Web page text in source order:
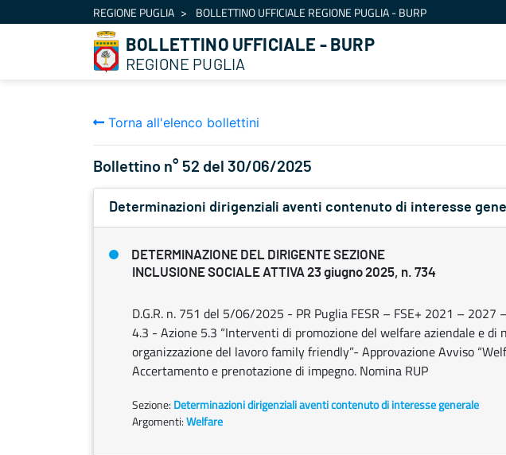
Salta al contenutoREGIONE PUGLIA BOLLETTINO UFFICIALE REGIONE PUGLIA - BURP
BOLLETTINO UFFICIALE - BURP
REGIONE PUGLIA
Torna all'elenco bollettini
Bollettino n° 52 del 30/06/2025
Determinazioni dirigenziali aventi contenuto di interesse
DETERMINAZIONE DEL DIRIGENTE SEZIONE
INCLUSIONE SOCIALE ATTIVA 23 giugno 2025, n. 734
D.G.R. n. 751 del 5/06/2025 - PR Puglia FESR – FSE+ 2021 – 2027
4.3 - Azione 5.3 “Interventi di promozione del welfare aziendale e di
organizzazione del lavoro family friendly”- Approvazione Avviso
Accertamento e prenotazione di impegno. Nomina RUP
Sezione: Determinazioni dirigenziali aventi contenuto di interesse generale
Argomenti:Welfare